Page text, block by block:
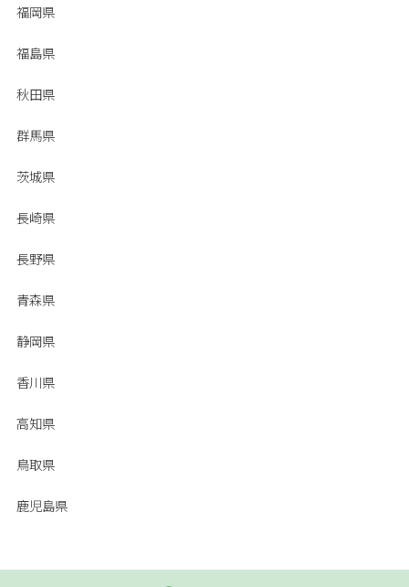
福岡県
福島県
秋田県
群馬県
茨城県
長崎県
長野県
青森県
静岡県
香川県
高知県
鳥取県
鹿児島県